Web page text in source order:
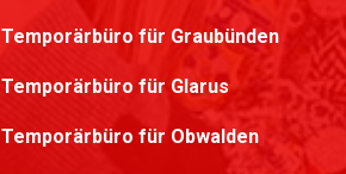
Temporärbüro für Graubünden
Temporärbüro für Glarus
Temporärbüro für Obwalden